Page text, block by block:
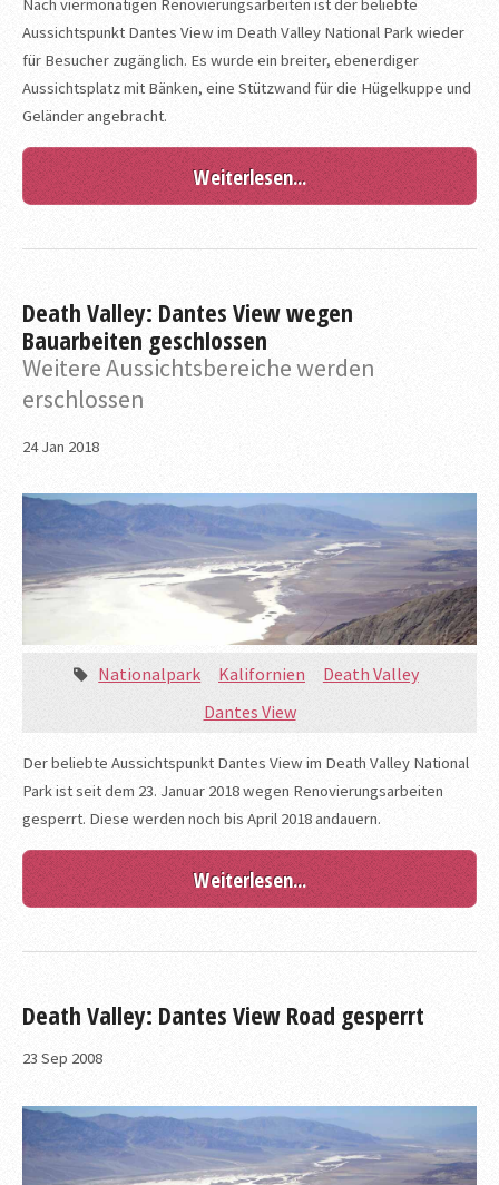
Nach viermonatigen Renovierungsarbeiten ist der beliebte
Aussichtspunkt Dantes View im Death Valley National Park wieder
für Besucher zugänglich. Es wurde ein breiter, ebenerdiger
Aussichtsplatz mit Bänken, eine Stützwand für die Hügelkuppe und
Geländer angebracht.
Weiterlesen...
Death Valley: Dantes View wegen
Bauarbeiten geschlossen
Weitere Aussichtsbereiche werden
erschlossen
24 Jan 2018
Nationalpark Kalifornien
Death Valley
Dantes View
Der beliebte Aussichtspunkt Dantes View im Death Valley National
Park ist seit dem 23. Januar 2018 wegen Renovierungsarbeiten
gesperrt. Diese werden noch bis April 2018 andauern.
Weiterlesen...
Death Valley: Dantes View Road gesperrt
23 Sep 2008